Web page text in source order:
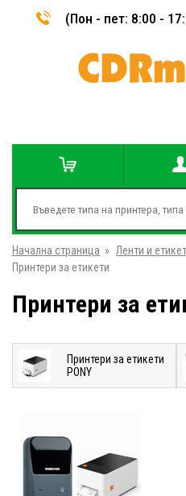
(Пон - пет: 8:00 -
Начална страница » Ленти и
Принтери за етикети
Принтери за
Принтери за етикети
PONY